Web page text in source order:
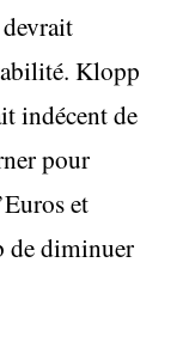
Klopp
indécent de
pour
et
de diminuer